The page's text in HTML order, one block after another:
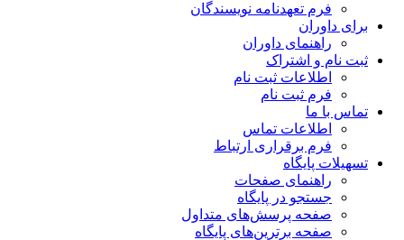
فرم تعهدنامه نویسندگان
برای داوران
راهنمای داوران
ثبت نام و اشتراک
اطلاعات ثبت نام
فرم ثبت نام
تماس با ما
اطلاعات تماس
فرم برقراری ارتباط
تسهیلات پایگاه
راهنمای صفحات
جستجو در پایگاه
صفحه پرسش‌های متداول
صفحه برترین‌های پایگاه